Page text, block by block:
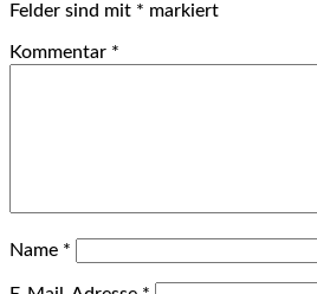
Felder sind mit * markiert
Kommentar *
Name *